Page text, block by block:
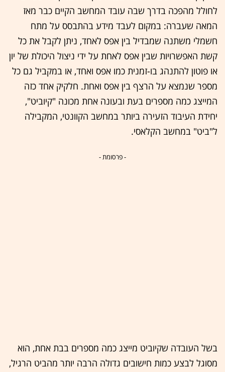
לחולל מהפכה בדרך שבה עובד המחשב הקיים כבר מאז
המאה שעברה: במקום לעבד מידע בהתבסס על מתח
חשמלי משתנה שמבדיל בין אפס לאחד, ניתן לקבל את כל
קשת האפשרויות שבין אפס לאחת על ידי ניצול היכולת של יון
או פוטון להתנהג בו-זמנית כמו אפס ואחד, או במקביל גם כל
מספר שנמצא על הרצף בין אפס ואחת. חלקיק אחד כזה
המייצג כמה מספרים בעת ובעונה אחת מכונה "קיוביט",
יחידת העיבוד הזעירה ביותר במחשב הקוונטי, המקבילה
ל"ביט" במחשב הקלאסי.
- פרסומת -
בשל העובדה שקיוביט מייצג כמה מספרים בבת אחת, הוא
מסוגל לבצע כמות חישובים גדולה הרבה יותר מהביט הרגיל,